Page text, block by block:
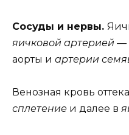
Сосуды и нервы.
яичковой артерией —
аорты и артерии
Венозная кровь
сплетение и далее в